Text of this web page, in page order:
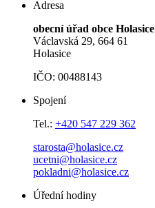
Adresa
obecní úřad obce Holasice
Václavská 29, 664 61
Holasice
IČO: 00488143
Spojení
Tel.: +420 547 229 362
starosta@holasice.cz
ucetni@holasice.cz
pokladni@holasice.cz
Úřední hodiny